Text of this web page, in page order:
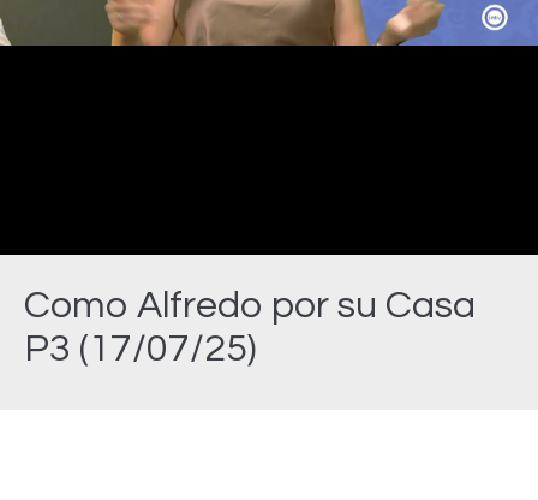
Como Alfredo por su Casa
P3 (17/07/25)
Video